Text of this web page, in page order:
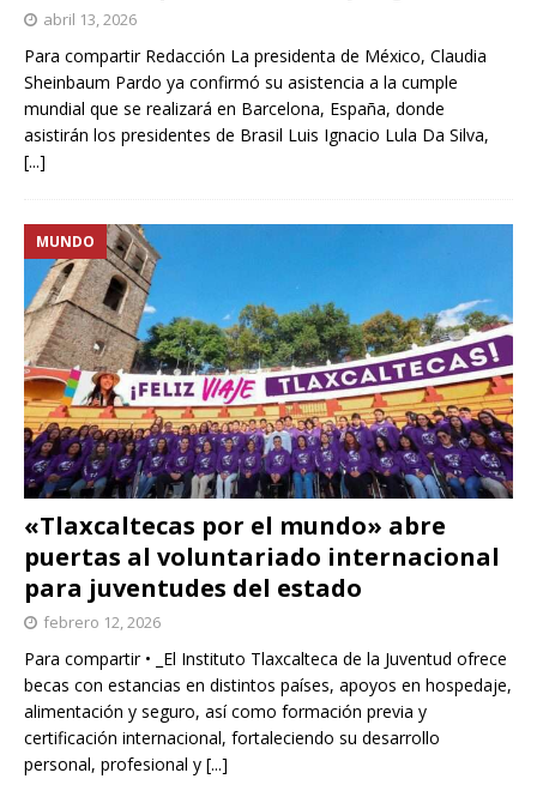
abril 13, 2026
Para compartir Redacción La presidenta de México, Claudia
Sheinbaum Pardo ya confirmó su asistencia a la cumple
mundial que se realizará en Barcelona, España, donde
asistirán los presidentes de Brasil Luis Ignacio Lula Da Silva,
[...]
«Tlaxcaltecas por el mundo» abre
puertas al voluntariado internacional
para juventudes del estado
MUNDO
febrero 12, 2026
Para compartir • _El Instituto Tlaxcalteca de la Juventud ofrece
becas con estancias en distintos países, apoyos en hospedaje,
alimentación y seguro, así como formación previa y
certificación internacional, fortaleciendo su desarrollo
personal, profesional y [...]